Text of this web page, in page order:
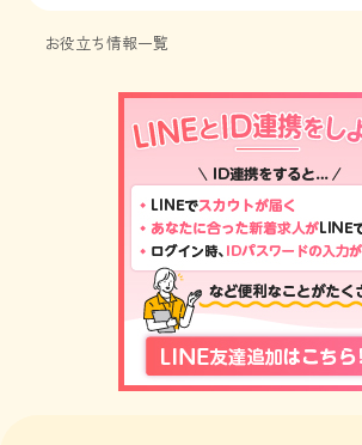
お役立ち情報一覧